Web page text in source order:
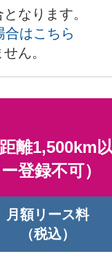
なります。
はこちら
ん。
離1,500km
登録不可）
月額リース料
（税込）